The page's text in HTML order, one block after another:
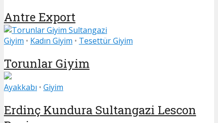
Antre Export
Giyim • Kadın Giyim • Tesettür Giyim
Torunlar Giyim
Ayakkabı • Giyim
Erdinç Kundura Sultangazi Lescon